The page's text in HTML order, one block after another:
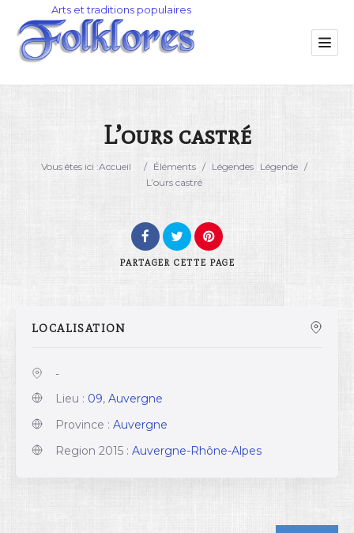
Catégorie
L’ours castré
Vous êtes ici :Accueil / Éléments / Légendes Légende /
L’ours castré
PARTAGER CETTE PAGE
LOCALISATION
-
Lieu : 09, Auvergne
Province : Auvergne
Region 2015 : Auvergne-Rhône-Alpes